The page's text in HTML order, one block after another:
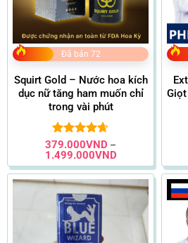
Đã bán 72
Squirt Gold – Nước hoa kích
dục nữ tăng ham muốn chỉ
trong vài phút
Được xếp
hạng4.66
5 sao
379.000VND –
1.499.000VNDKhoảng
từ
379.000VND
đến
1.499.000VND